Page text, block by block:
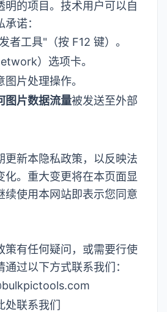
明的项目。技术用户可以自
诺：
者工具"（按 F12 键）。
）选项卡。
片处理操作。
图片数据流量被发送至外部
更新本隐私政策，以反映法
化。重大变更将在本页面显
续使用本网站即表示您同意
策有任何疑问，或需要行使
过以下方式联系我们：
处联系我们